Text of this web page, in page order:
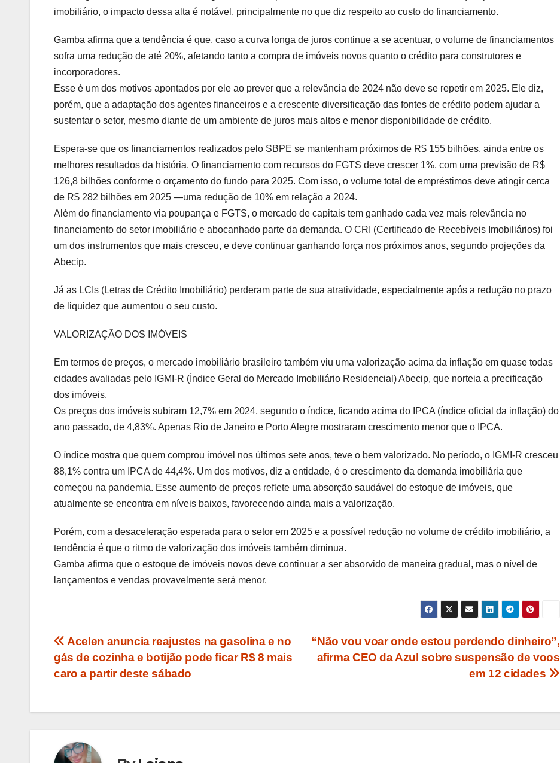
imobiliário, o impacto dessa alta é notável, principalmente no que diz respeito ao custo do financiamento.
Gamba afirma que a tendência é que, caso a curva longa de juros continue a se acentuar, o volume de financiamentos
sofra uma redução de até 20%, afetando tanto a compra de imóveis novos quanto o crédito para construtores e
incorporadores.
Esse é um dos motivos apontados por ele ao prever que a relevância de 2024 não deve se repetir em 2025. Ele diz,
porém, que a adaptação dos agentes financeiros e a crescente diversificação das fontes de crédito podem ajudar a
sustentar o setor, mesmo diante de um ambiente de juros mais altos e menor disponibilidade de crédito.
Espera-se que os financiamentos realizados pelo SBPE se mantenham próximos de R$ 155 bilhões, ainda entre os
melhores resultados da história. O financiamento com recursos do FGTS deve crescer 1%, com uma previsão de R$
126,8 bilhões conforme o orçamento do fundo para 2025. Com isso, o volume total de empréstimos deve atingir cerca
de R$ 282 bilhões em 2025 —uma redução de 10% em relação a 2024.
Além do financiamento via poupança e FGTS, o mercado de capitais tem ganhado cada vez mais relevância no
financiamento do setor imobiliário e abocanhado parte da demanda. O CRI (Certificado de Recebíveis Imobiliários) foi
um dos instrumentos que mais cresceu, e deve continuar ganhando força nos próximos anos, segundo projeções da
Abecip.
Já as LCIs (Letras de Crédito Imobiliário) perderam parte de sua atratividade, especialmente após a redução no prazo
de liquidez que aumentou o seu custo.
VALORIZAÇÃO DOS IMÓVEIS
Em termos de preços, o mercado imobiliário brasileiro também viu uma valorização acima da inflação em quase todas
cidades avaliadas pelo IGMI-R (Índice Geral do Mercado Imobiliário Residencial) Abecip, que norteia a precificação
dos imóveis.
Os preços dos imóveis subiram 12,7% em 2024, segundo o índice, ficando acima do IPCA (índice oficial da inflação) do
ano passado, de 4,83%. Apenas Rio de Janeiro e Porto Alegre mostraram crescimento menor que o IPCA.
O índice mostra que quem comprou imóvel nos últimos sete anos, teve o bem valorizado. No período, o IGMI-R cresceu
88,1% contra um IPCA de 44,4%. Um dos motivos, diz a entidade, é o crescimento da demanda imobiliária que
começou na pandemia. Esse aumento de preços reflete uma absorção saudável do estoque de imóveis, que
atualmente se encontra em níveis baixos, favorecendo ainda mais a valorização.
Porém, com a desaceleração esperada para o setor em 2025 e a possível redução no volume de crédito imobiliário, a
tendência é que o ritmo de valorização dos imóveis também diminua.
Gamba afirma que o estoque de imóveis novos deve continuar a ser absorvido de maneira gradual, mas o nível de
lançamentos e vendas provavelmente será menor.
Navegação
de
“Não vou voar onde estou perdendo dinheiro”,
afirma CEO da Azul sobre suspensão de voos
em 12 cidades
Acelen anuncia reajustes na gasolina e no
gás de cozinha e botijão pode ficar R$ 8 mais
caro a partir deste sábado